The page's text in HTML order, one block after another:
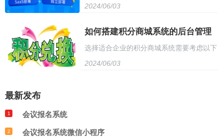
案的内容，供您参考。
和用户友好的设计原则，从而提供更为流畅
过程中遇到的问题和解决方案。
换平台，支持多种积分类型和兑换规则，让
用户可以轻松地进行积分兑换和购物。该系
统采用灵活的架构，可以轻松地进行二次开
了丰富的安全措施和数据备份功能，确保用
2024/06/03
如何搭建积分商城系统的后台管理
模块
选择适合企业的积分商城系统需要考虑以下
几点： 1. 系统功能：根据企业需求，选择
定：确保系统运行稳定，不会出现卡顿或崩
2024/06/03
最新发布
1 会议报名系统
2 会议报名系统微信小程序